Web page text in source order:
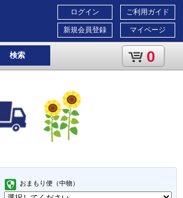
ご利用ガイド
マイページ
ログイン
新規会員登録
検索 0
おまもり便（中物）